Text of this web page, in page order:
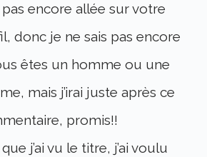
pas encore allée sur votre
donc je ne sais pas encore
êtes un homme ou une
mais j’irai juste après ce
promis!!
j’ai vu le titre, j’ai voulu